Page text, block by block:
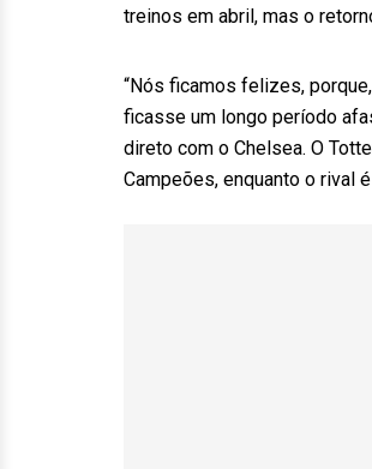
treinos em abril, mas o
“Nós ficamos felizes,
ficasse um longo período
direto com o Chelsea. O
Campeões, enquanto o rival